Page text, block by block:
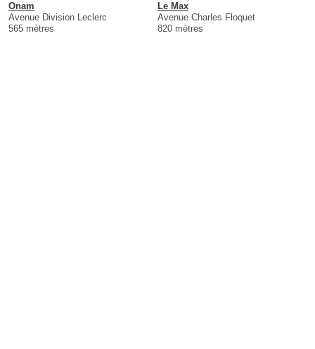
Onam
Avenue Division Leclerc
565 mètres
Le Max
Avenue Charles Floquet
820 mètres